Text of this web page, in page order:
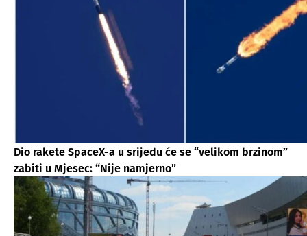
Dio rakete SpaceX-a u srijedu će se “velikom brzinom”
zabiti u Mjesec: “Nije namjerno”